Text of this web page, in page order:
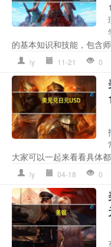
的基本知识和技能，包含
ly 11-21 0
大家可以一起来看看具体
ly 04-18 0